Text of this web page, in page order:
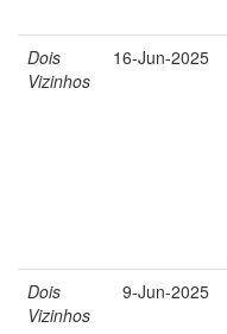
Dois
Vizinhos
16-Jun-2025
Dois
Vizinhos
9-Jun-2025